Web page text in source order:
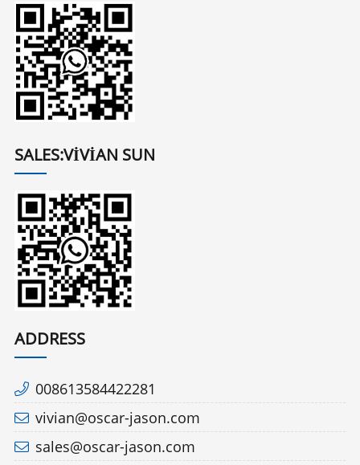
SALES:VIVIAN SUN
ADDRESS
008613584422281
vivian@oscar-jason.com
sales@oscar-jason.com